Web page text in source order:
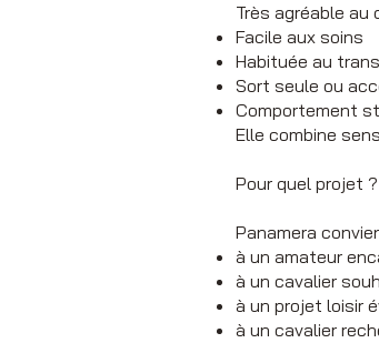
Très agréable au
Facile aux soins
Habituée au
Sort seule ou
Comportement
Elle combine
Pour quel projet ?
Panamera
à un amateur
à un cavalier
à un projet loisir
à un cavalier